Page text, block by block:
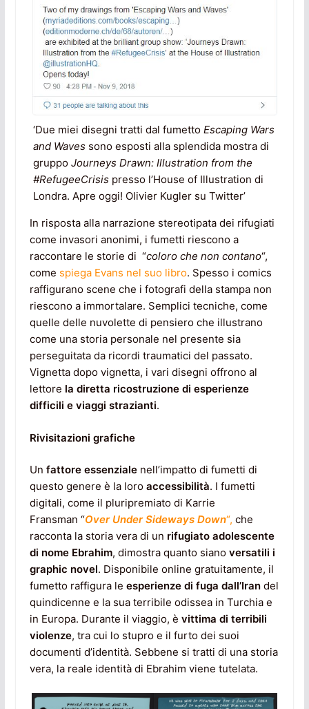
‘Due miei disegni tratti dal fumetto Escaping Wars
and Wavessono esposti alla splendida mostra di
gruppo Journeys Drawn: Illustration from the
#RefugeeCrisispresso l’House of Illustration di
Londra. Apre oggi! Olivier Kugler su Twitter’
In risposta alla narrazione stereotipata dei rifugiati
come invasori anonimi, i fumetti riescono a
raccontare le storie di “coloro che non contano“,
come spiega Evans nel suo libro. Spesso i comics
raffigurano scene che i fotografi della stampa non
riescono a immortalare. Semplici tecniche, come
quelle delle nuvolette di pensiero che illustrano
come una storia personale nel presente sia
perseguitata da ricordi traumatici del passato.
Vignetta dopo vignetta, i vari disegni offrono al
lettore la diretta ricostruzione di esperienze
difficili e viaggi strazianti.
Rivisitazioni grafiche
Un fattore essenzialenell’impatto di fumetti di
questo genere è la loro accessibilità. I fumetti
digitali, come il pluripremiato di Karrie
Fransman “Over Under Sideways Down“, che
racconta la storia vera di un rifugiato adolescente
di nome Ebrahim, dimostra quanto siano versatili i
graphic novel. Disponibile online gratuitamente, il
fumetto raffigura le esperienze di fuga dall’Irandel
quindicenne e la sua terribile odissea in Turchia e
in Europa. Durante il viaggio, è vittima di terribili
violenze, tra cui lo stupro e il furto dei suoi
documenti d’identità. Sebbene si tratti di una storia
vera, la reale identità di Ebrahim viene tutelata.